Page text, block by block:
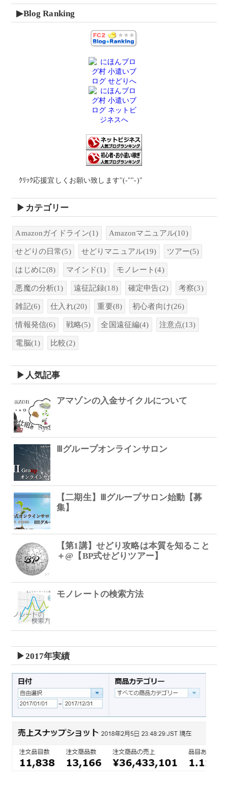
▶Blog Ranking
ｸﾘｯｸ応援宜しくお願い致します"(-""-)"
▶カテゴリー
Amazonガイドライン(1) Amazonマニュアル(10)
せどりの日常(5) せどりマニュアル(19) ツアー(5)
はじめに(8) マインド(1) モノレート(4)
悪魔の分析(1) 遠征記録(18) 確定申告(2) 考察(3)
雑記(6) 仕入れ(20) 重要(8) 初心者向け(26)
情報発信(6) 戦略(5) 全国遠征編(4) 注意点(13)
電脳(1) 比較(2)
▶人気記事
アマゾンの入金サイクルについて
Ⅲグループオンラインサロン
【二期生】Ⅲグループサロン始動【募
集】
【第1講】せどり攻略は本質を知ること
＋@【BP式せどりツアー】
モノレートの検索方法
▶2017年実績